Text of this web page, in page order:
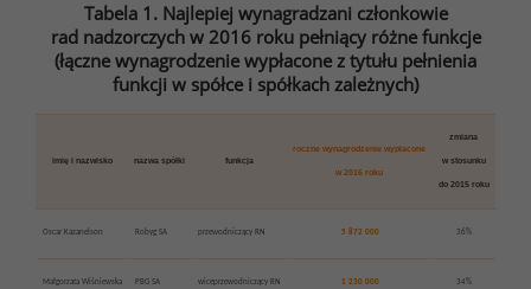
Tabela 1. Najlepiej wynagradzani członkowie
rad nadzorczych w 2016 roku pełniący różne funkcje
(łączne wynagrodzenie wypłacone z tytułu pełnienia
funkcji w spółce i spółkach zależnych)
imię i nazwisko nazwa spółki funkcja
roczne wynagrodzenie wypłacone
w 2016 roku
zmiana
w stosunku
do 2015 roku
Oscar Kazanelson Robyg SA przewodniczący RN 5 872 000 36%
Małgorzata Wiśniewska PBG SA wiceprzewodniczący RN 1 230 000 34%